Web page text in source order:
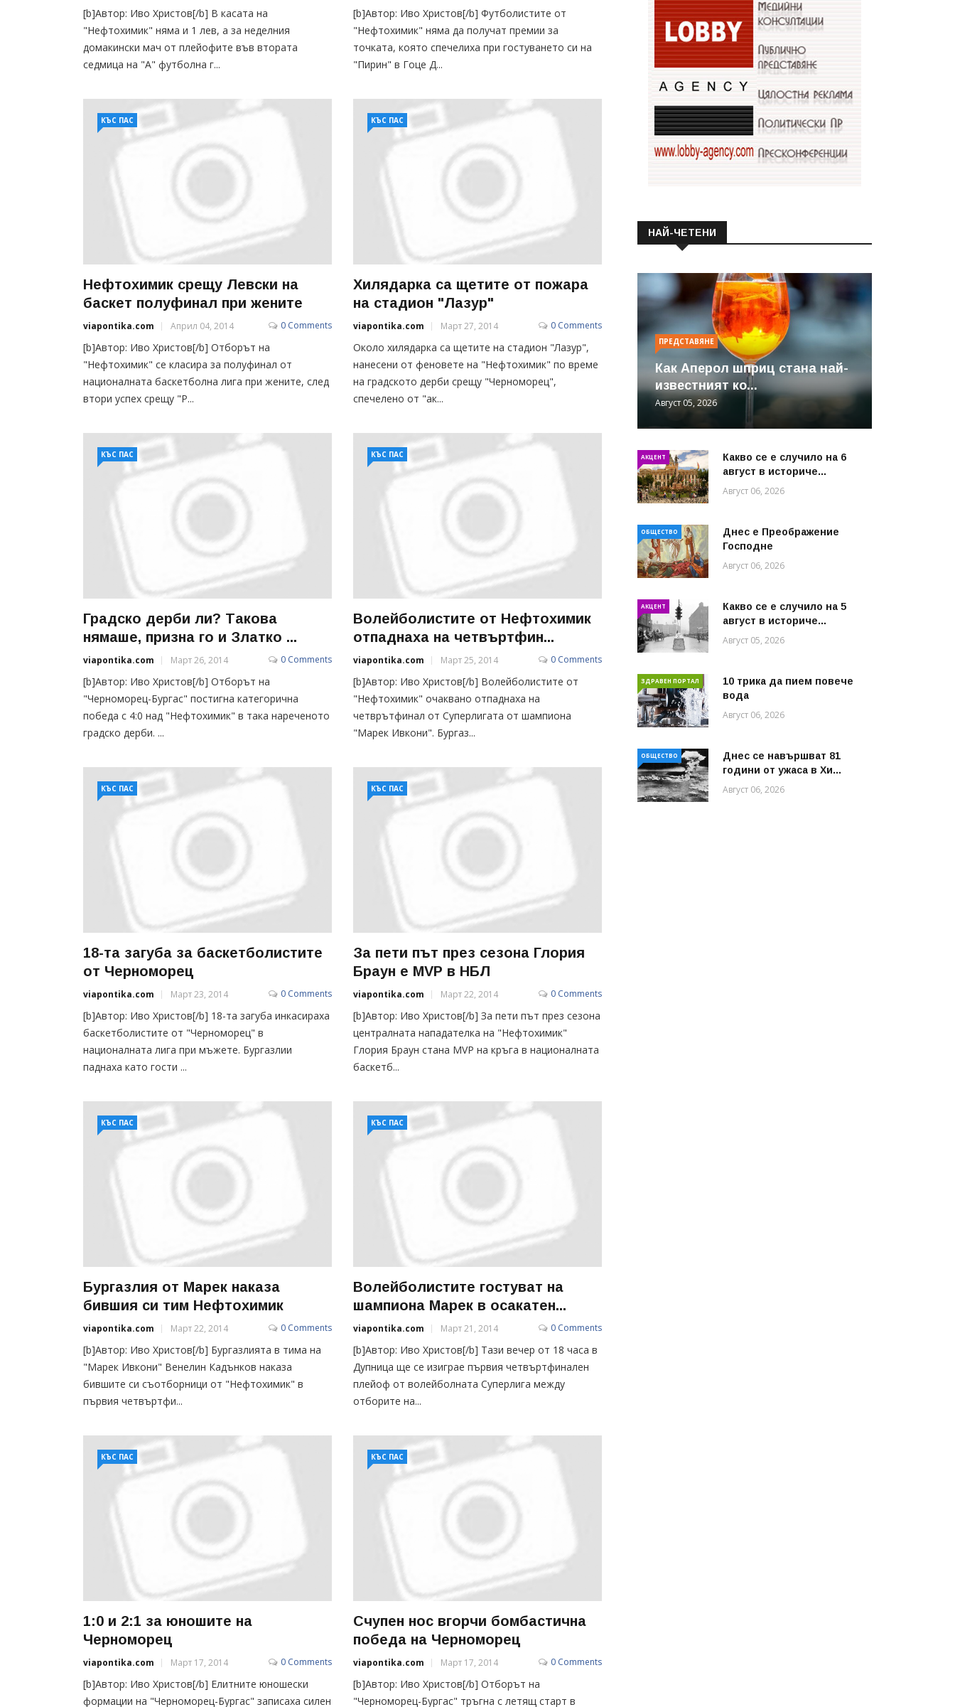
[b]Автор: Иво Христов[/b] В касата на
"Нефтохимик" няма и 1 лев, а за неделния
домакински мач от плейофите във втората
седмица на "А" футболна г...
[b]Автор: Иво Христов[/b] Футболистите от
"Нефтохимик" няма да получат премии за
точката, която спечелиха при гостуването си на
"Пирин" в Гоце Д...
КЪС ПАС
Нефтохимик срещу Левски на
баскет полуфинал при жените
viapontika.com Април 04, 2014 0 Comments
[b]Автор: Иво Христов[/b] Отборът на
"Нефтохимик" се класира за полуфинал от
националната баскетболна лига при жените, след
втори успех срещу "Р...
КЪС ПАС
Хилядарка са щетите от пожара
на стадион "Лазур"
viapontika.com Март 27, 2014 0 Comments
Около хилядарка са щетите на стадион "Лазур",
нанесени от феновете на "Нефтохимик" по време
на градското дерби срещу "Черноморец",
спечелено от "ак...
КЪС ПАС
Градско дерби ли? Такова
нямаше, призна го и Златко ...
viapontika.com Март 26, 2014 0 Comments
[b]Автор: Иво Христов[/b] Отборът на
"Черноморец-Бургас" постигна категорична
победа с 4:0 над "Нефтохимик" в така нареченото
градско дерби. ...
КЪС ПАС
Волейболистите от Нефтохимик
отпаднаха на четвъртфин...
viapontika.com Март 25, 2014 0 Comments
[b]Автор: Иво Христов[/b] Волейболистите от
"Нефтохимик" очаквано отпаднаха на
четврътфинал от Суперлигата от шампиона
"Марек Ивкони". Бургаз...
КЪС ПАС
18-та загуба за баскетболистите
от Черноморец
viapontika.com Март 23, 2014 0 Comments
[b]Автор: Иво Христов[/b] 18-та загуба инкасираха
баскетболистите от "Черноморец" в
националната лига при мъжете. Бургазлии
паднаха като гости ...
КЪС ПАС
За пети път през сезона Глория
Браун е MVP в НБЛ
viapontika.com Март 22, 2014 0 Comments
[b]Автор: Иво Христов[/b] За пети път през сезона
централната нападателка на "Нефтохимик"
Глория Браун стана MVP на кръга в националната
баскетб...
КЪС ПАС
Бургазлия от Марек наказа
бившия си тим Нефтохимик
viapontika.com Март 22, 2014 0 Comments
[b]Автор: Иво Христов[/b] Бургазлията в тима на
"Марек Ивкони" Венелин Кадънков наказа
бившите си съотборници от "Нефтохимик" в
първия четвъртфи...
КЪС ПАС
Волейболистите гостуват на
шампиона Марек в осакатен...
viapontika.com Март 21, 2014 0 Comments
[b]Автор: Иво Христов[/b] Тази вечер от 18 часа в
Дупница ще се изиграе първия четвъртфинален
плейоф от волейболната Суперлига между
отборите на...
КЪС ПАС
1:0 и 2:1 за юношите на
Черноморец
viapontika.com Март 17, 2014 0 Comments
[b]Автор: Иво Христов[/b] Елитните юношески
формации на "Черноморец-Бургас" записаха силен
КЪС ПАС
Счупен нос вгорчи бомбастична
победа на Черноморец
viapontika.com Март 17, 2014 0 Comments
[b]Автор: Иво Христов[/b] Отборът на
"Черноморец-Бургас" тръгна с летящ старт в
НАЙ-ЧЕТЕНИ
ПРЕДСТАВЯНЕ
Как Аперол шприц стана най-
известният ко...
Август 05, 2026
АКЦЕНТ
Какво се е случило на 6
август в историче...
Август 06, 2026
ОБЩЕСТВО
Днес е Преображение
Господне
Август 06, 2026
АКЦЕНТ
Какво се е случило на 5
август в историче...
Август 05, 2026
ЗДРАВЕН ПОРТАЛ
10 трика да пием повече
вода
Август 06, 2026
ОБЩЕСТВО
Днес се навършват 81
години от ужаса в Хи...
Август 06, 2026